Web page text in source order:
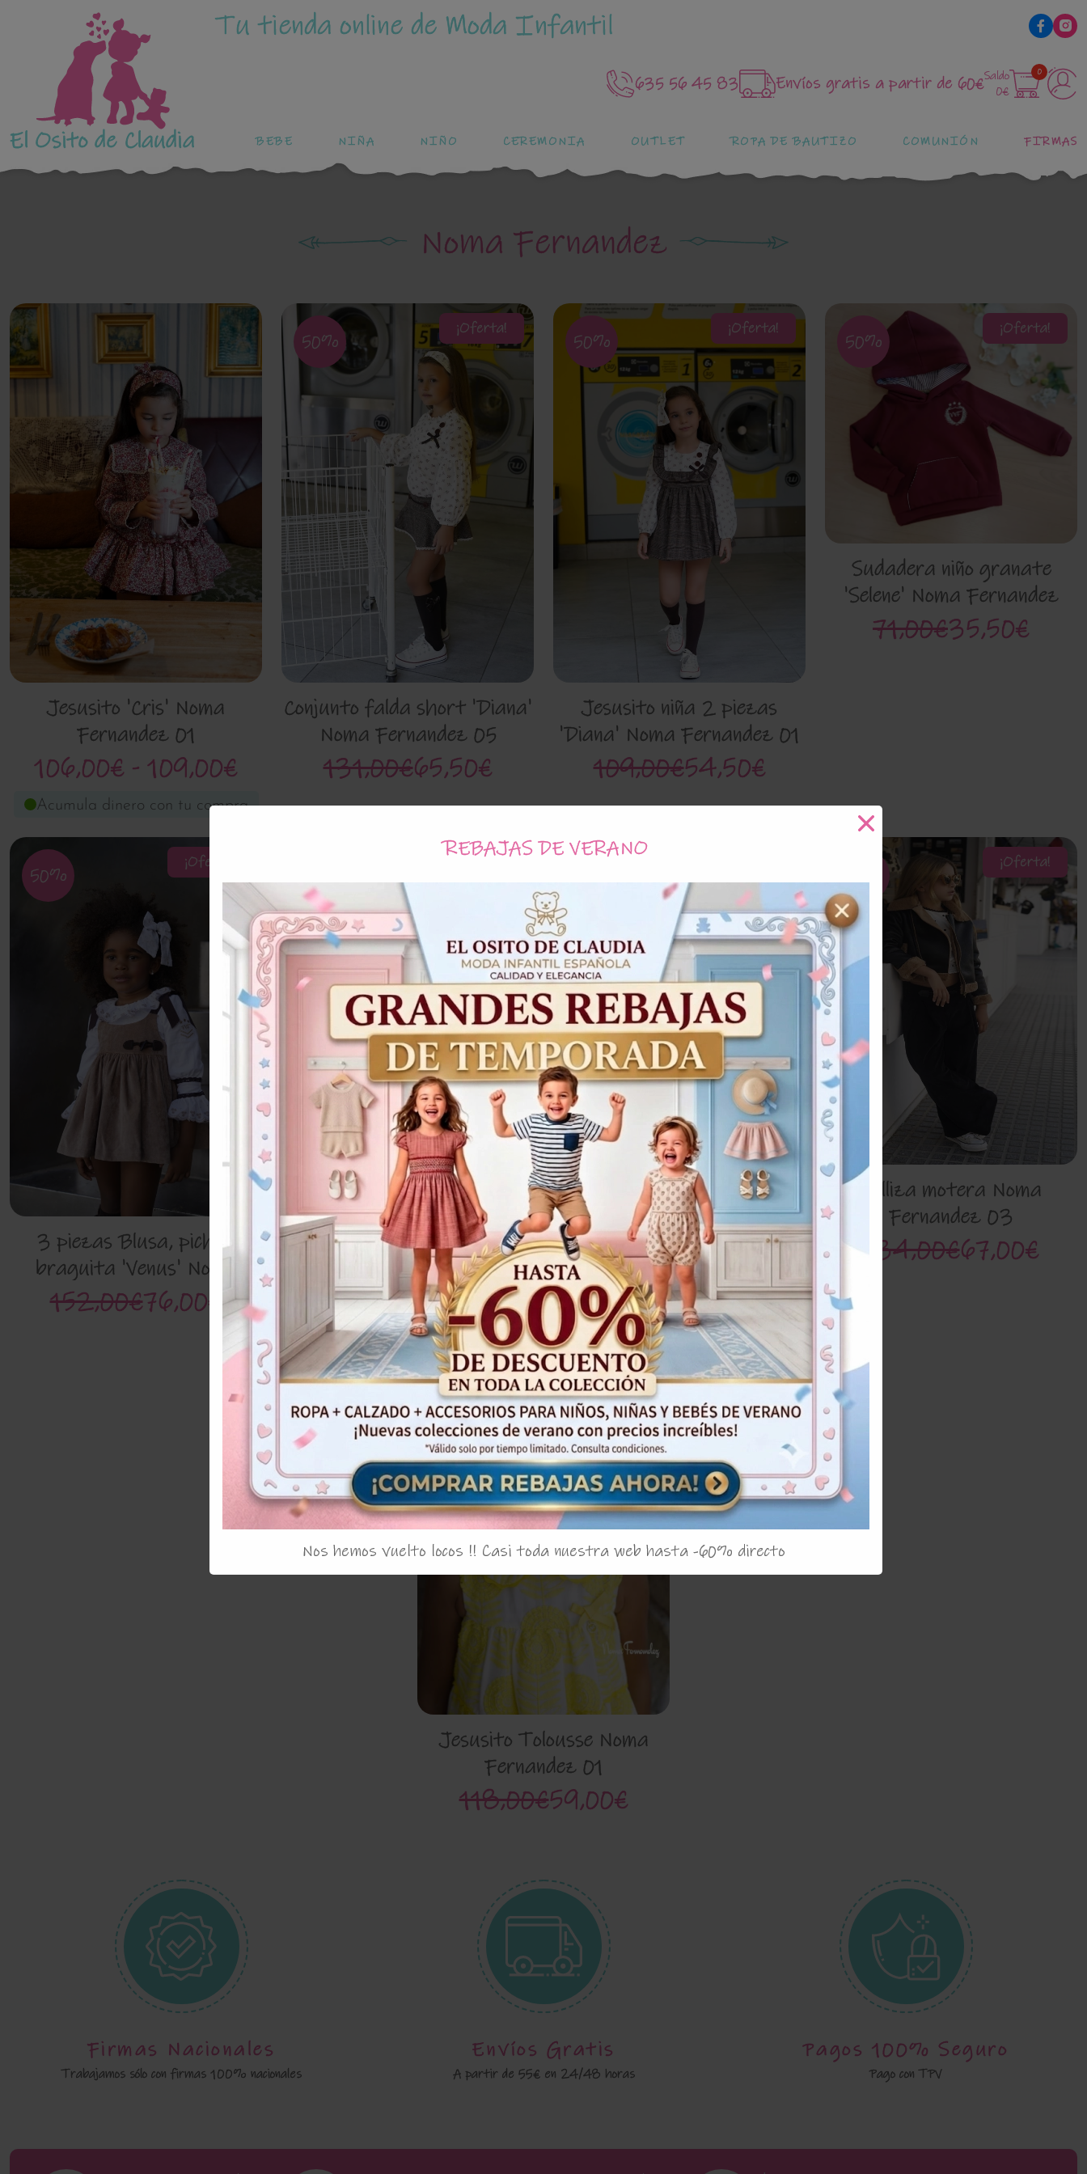
El Osito de Claudia
Tu tienda online de Moda Infantil
635 56 45 83 Envíos gratis a partir de 60€Saldo
0€
0
BEBE NIÑA NIÑO CEREMONIA OUTLET ROPA DE BAUTIZO COMUNIÓN FIRMAS
Noma Fernandez
Jesusito 'Cris' Noma
Fernandez 01
106,00€ - 109,00€
Acumula dinero con tu compra
¡Oferta!
50%
Conjunto falda short 'Diana'
Noma Fernandez 05
131,00€65,50€
¡Oferta!
50%
Jesusito niña 2 piezas
'Diana' Noma Fernandez 01
109,00€54,50€
¡Oferta!
50%
Sudadera niño granate
'Selene' Noma Fernandez
03s
71,00€35,50€
¡Oferta!
50%
3 piezas Blusa, pichy y
braguita 'Venus' Noma
Fernandez
152,00€76,00€
¡Oferta!
Conjunto niña 'Venus' Noma
Fernandez
216,00€108,00€
Pelliza larga niña Noma
Fernandez 04
153,00€76,50€
¡Oferta!
Pelliza motera Noma
Fernandez 03
134,00€67,00€
¡Oferta!
50%
Jesusito Tolousse Noma
Fernandez 01
118,00€59,00€
Firmas Nacionales
Trabajamos sólo con firmas 100% nacionales
Envíos Gratis
A partir de 55€ en 24/48 horas
Pagos 100% Seguro
Pago con TPV
REBAJAS DE VERANO
Nos hemos vuelto locos !! Casi toda nuestra web hasta -60% directo